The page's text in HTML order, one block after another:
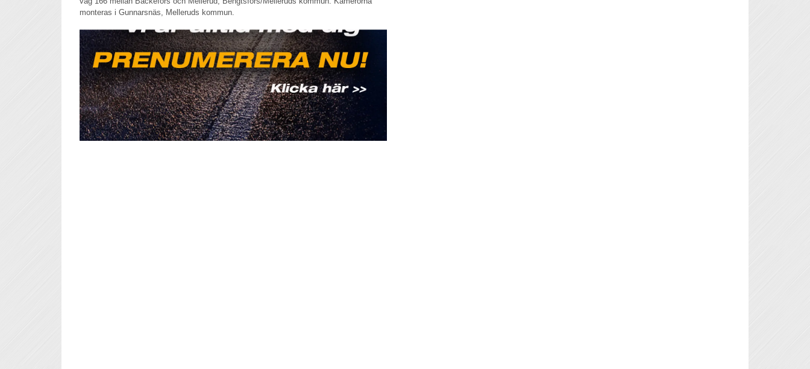
monteras i Gunnarsnäs, Melleruds kommun.